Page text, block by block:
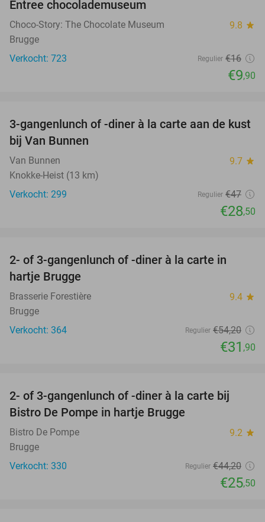
Entree chocolademuseum
Choco-Story: The Chocolate Museum 9.8 star
Brugge
Verkocht: 723
Regulier €16
€9,90
39%
3-gangenlunch of -diner à la carte aan de kust
bij Van Bunnen
Van Bunnen 9.7 star
Knokke-Heist (13 km)
Verkocht: 299
Regulier €47
€28,50
2- of 3-gangenlunch of -diner à la carte in
hartje Brugge
Brasserie Forestière 9.4 star
Brugge
Verkocht: 364
Regulier €54,20
€31 ,90
42%
2- of 3-gangenlunch of -diner à la carte bij
Bistro De Pompe in hartje Brugge
Bistro De Pompe 9.2 star
Brugge
Verkocht: 330
Regulier €44,20
€25,50